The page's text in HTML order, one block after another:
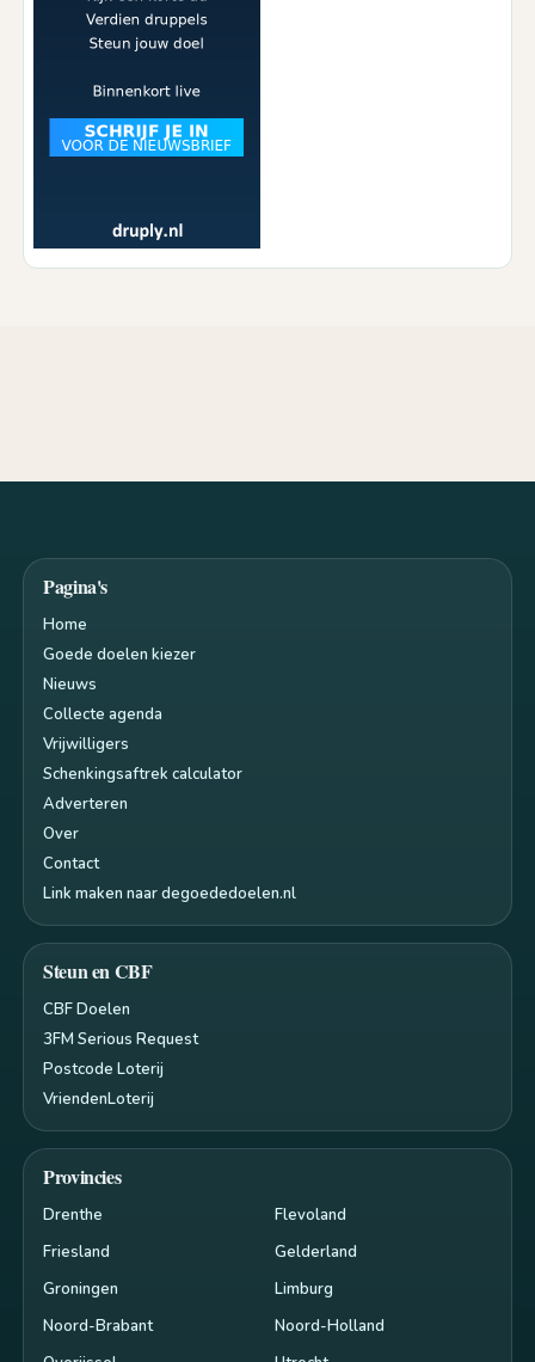
Pagina's
Home
Goede doelen kiezer
Nieuws
Collecte agenda
Vrijwilligers
Schenkingsaftrek calculator
Adverteren
Over
Contact
Link maken naar degoededoelen.nl
Steun en CBF
CBF Doelen
3FM Serious Request
Postcode Loterij
VriendenLoterij
Provincies
Drenthe
Flevoland
Friesland
Gelderland
Groningen
Limburg
Noord-Brabant
Noord-Holland